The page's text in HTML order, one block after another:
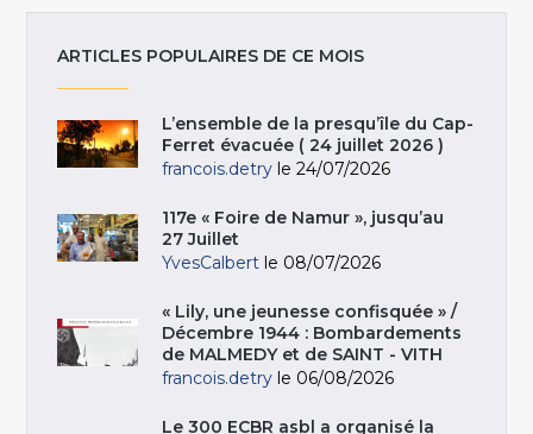
ARTICLES POPULAIRES DE CE MOIS
L’ensemble de la presqu’île du Cap-
Ferret évacuée ( 24 juillet 2026 )
francois.detry le 24/07/2026
117e « Foire de Namur », jusqu’au
27 Juillet
YvesCalbert le 08/07/2026
« Lily, une jeunesse confisquée » /
Décembre 1944 : Bombardements
de MALMEDY et de SAINT - VITH
francois.detry le 06/08/2026
Le 300 ECBR asbl a organisé la